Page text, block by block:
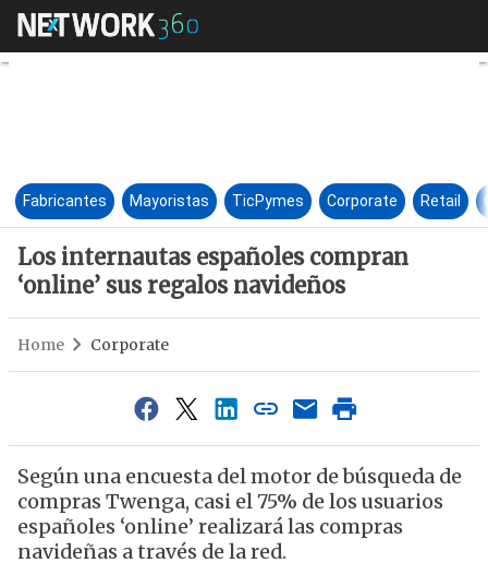
Los internautas españoles
Fabricantes Mayoristas TicPymes Corporate Retail
Los internautas españoles compran
‘online’ sus regalos navideños
Home Corporate
Según una encuesta del motor de búsqueda de
compras Twenga, casi el 75% de los usuarios
españoles ‘online’ realizará las compras
navideñas a través de la red.